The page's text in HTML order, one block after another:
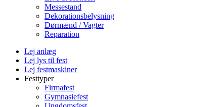
Messestand
Dekorationsbelysning
Dørmænd / Vagter
Reparation
Lej anlæg
Lej lys til fest
Lej festmaskiner
Festtyper
Firmafest
Gymnasiefest